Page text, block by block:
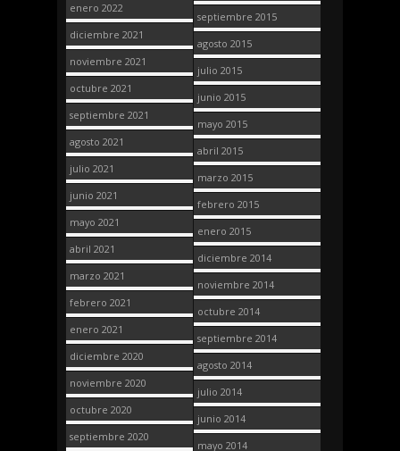
enero 2022
diciembre 2021
noviembre 2021
octubre 2021
septiembre 2021
agosto 2021
julio 2021
junio 2021
mayo 2021
abril 2021
marzo 2021
febrero 2021
enero 2021
diciembre 2020
noviembre 2020
octubre 2020
septiembre 2020
septiembre 2015
agosto 2015
julio 2015
junio 2015
mayo 2015
abril 2015
marzo 2015
febrero 2015
enero 2015
diciembre 2014
noviembre 2014
octubre 2014
septiembre 2014
agosto 2014
julio 2014
junio 2014
mayo 2014